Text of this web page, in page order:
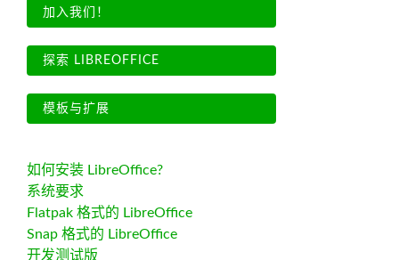
加入我们！
探索 LIBREOFFICE
模板与扩展
如何安装 LibreOffice?
系统要求
Flatpak 格式的 LibreOffice
Snap 格式的 LibreOffice
开发测试版